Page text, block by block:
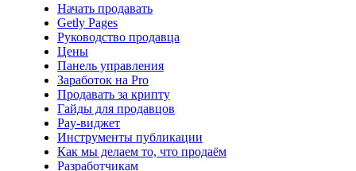
Начать продавать
Getly Pages
Руководство продавца
Цены
Панель управления
Заработок на Pro
Продавать за крипту
Гайды для продавцов
Pay-виджет
Инструменты публикации
Как мы делаем то, что продаём
Разработчикам